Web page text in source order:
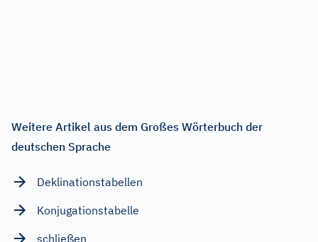
Weitere Artikel aus dem Großes Wörterbuch der
deutschen Sprache
Deklinationstabellen
Konjugationstabelle
schließen